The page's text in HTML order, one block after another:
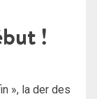
!
», la der des